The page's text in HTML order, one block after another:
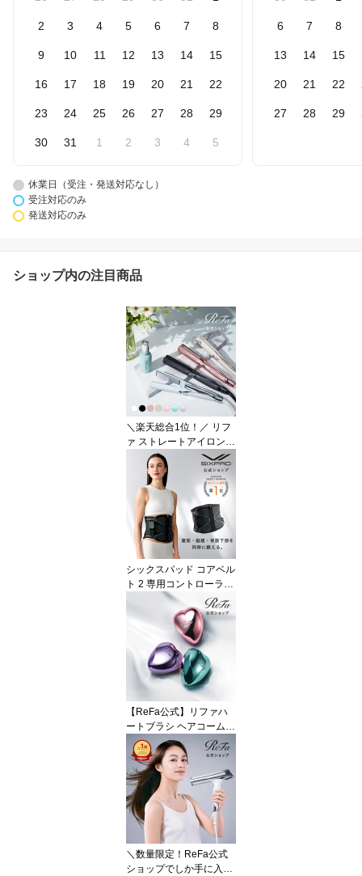
2 3 4 5 6 7 8
9 10 11 12 13 14 15
16 17 18 19 20 21 22
23 24 25 26 27 28 29
30 31 1 2 3 4 5
6 7 8
13 14 15
20 21 22
27 28 29
休業日（受注・発送対応なし）
受注対応のみ
発送対応のみ
ショップ内の注目商品
＼楽天総合1位！／ リフ
ァ ストレートアイロン
プロ STRAIGHT IRON P
RO ツヤ髪 海外対応 ヘア
アイロン コテ プレゼン
ト ギフト 無料保証 ツヤ
傷みにくい ダメージレス
ヘアケア 誕生日 記念日
湿気 MTG 365日ダメー
ジレス
シックスパッド コアベル
ト 2 専用コントローラー
付 公式ストア SIXPAD 腹
筋 体幹 背筋 ながらトレ
ーニング EMS シックス
パッド 父の日 ギフト プ
レゼント
【ReFa公式】リファハ
ートブラシ ヘアコーム
くし ツヤ ヘアブラシ 持
ち運び コンパクト 人気
ヘアケア プチギフト 絡
まない 艶髪 彼女 妻 女性
ギフト 誕生日 プレゼン
ト 卒業 入学 姪 娘 旅行
ライブ 銭湯 退職 就職 祝
い
＼数量限定！ReFa公式
ショップでしか手に入ら